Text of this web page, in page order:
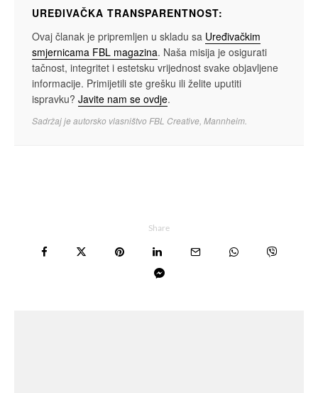
UREĐIVAČKA TRANSPARENTNOST:
Ovaj članak je pripremljen u skladu sa Uređivačkim
smjernicama FBL magazina. Naša misija je osigurati
tačnost, integritet i estetsku vrijednost svake objavljene
informacije. Primijetili ste grešku ili želite uputiti
ispravku? Javite nam se ovdje.
Sadržaj je autorsko vlasništvo FBL Creative, Mannheim.
Share